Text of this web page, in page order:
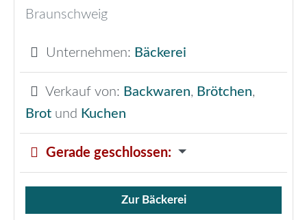
Braunschweig
Unternehmen: Bäckerei
Verkauf von: Backwaren, Brötchen,
Brot und Kuchen
Gerade geschlossen:
Verkauf von Brötchen,
Zur Bäckerei